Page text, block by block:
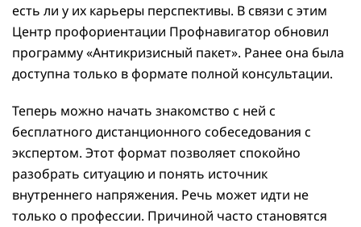
есть ли у их карьеры перспективы. В связи с этим
Центр профориентации Профнавигатор обновил
программу «Антикризисный пакет». Ранее она была
доступна только в формате полной консультации.
Теперь можно начать знакомство с ней с
бесплатного дистанционного собеседования с
экспертом. Этот формат позволяет спокойно
разобрать ситуацию и понять источник
внутреннего напряжения. Речь может идти не
только о профессии. Причиной часто становятся